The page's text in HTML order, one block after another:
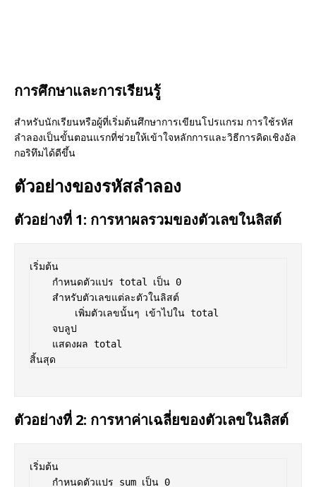
การศึกษาและการเรียนรู้
สำหรับนักเรียนหรือผู้ที่เริ่มต้นศึกษาการเขียนโปรแกรม การใช้รหัส
ลำลองเป็นขั้นตอนแรกที่ช่วยให้เข้าใจหลักการและวิธีการคิดเชิงอัล
กอริทึมได้ดีขึ้น
ตัวอย่างของรหัสลำลอง
ตัวอย่างที่ 1: การหาผลรวมของตัวเลขในลิสต์
เริ่มต้น
ตัวอย่างที่ 2: การหาค่าเฉลี่ยของตัวเลขในลิสต์
เริ่มต้น